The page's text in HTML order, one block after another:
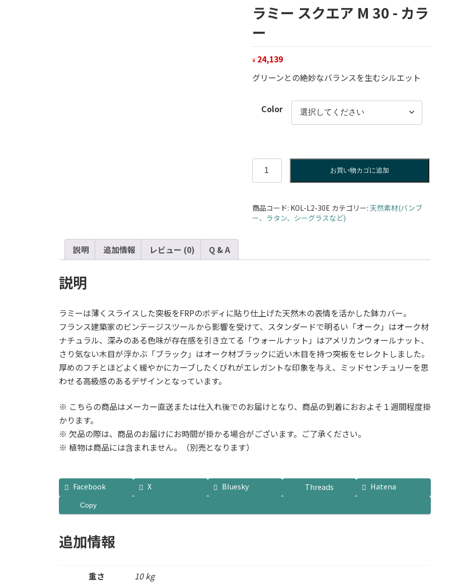
ラミー スクエア M 30 - カラ
ー
¥ 24,139
グリーンとの絶妙なバランスを生むシルエット
Color
ク
エ
30
ー
個
お買い物カゴに追加
商品コード: KOL-L2-30E カテゴリー:天然素材(バンブ
ー、ラタン、シーグラスなど)
説明 追加情報 レビュー (0) Q & A
説明
ラミーは薄くスライスした突板をFRPのボディに貼り仕上げた天然木の表情を活かした鉢カバー。
フランス建築家のビンテージスツールから影響を受けて、スタンダードで明るい「オーク」はオーク材
ナチュラル、深みのある色味が存在感を引き立てる「ウォールナット」はアメリカンウォールナット、
さり気ない木目が浮かぶ「ブラック」はオーク材ブラックに近い木目を持つ突板をセレクトしました。
厚めのフチとほどよく緩やかにカーブしたくびれがエレガントな印象を与え、ミッドセンチュリーを思
わせる高級感のあるデザインとなっています。
※ こちらの商品はメーカー直送または仕入れ後でのお届けとなり、商品の到着におおよそ１週間程度掛
かります。
※ 欠品の際は、商品のお届けにお時間が掛かる場合がございます。ご了承ください。
※ 植物は商品には含まれません。（別売となります）
Facebook X Bluesky Threads Hatena
Copy
追加情報
重さ
10 kg